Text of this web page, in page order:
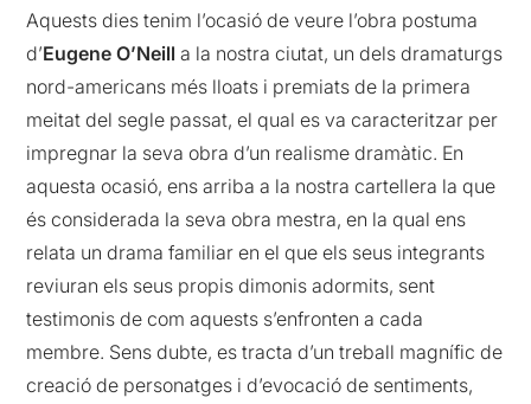
Aquests dies tenim l’ocasió de veure l’obra postuma
d’Eugene O’Neilla la nostra ciutat, un dels dramaturgs
nord-americans més lloats i premiats de la primera
meitat del segle passat, el qual es va caracteritzar per
impregnar la seva obra d’un realisme dramàtic. En
aquesta ocasió, ens arriba a la nostra cartellera la que
és considerada la seva obra mestra, en la qual ens
relata un drama familiar en el que els seus integrants
reviuran els seus propis dimonis adormits, sent
testimonis de com aquests s’enfronten a cada
membre. Sens dubte, es tracta d’un treball magnífic de
creació de personatges i d’evocació de sentiments,